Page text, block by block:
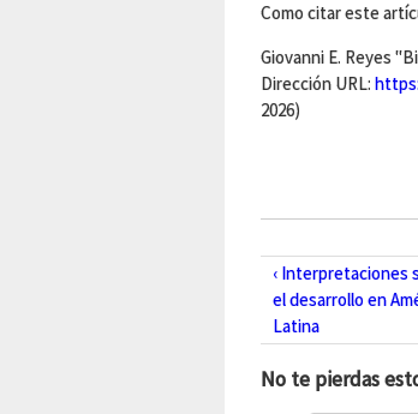
Como citar este
Giovanni E. Reyes
Dirección URL:
2026)
‹ Interpretaciones
el desarrollo en
Latina
No te pierdas